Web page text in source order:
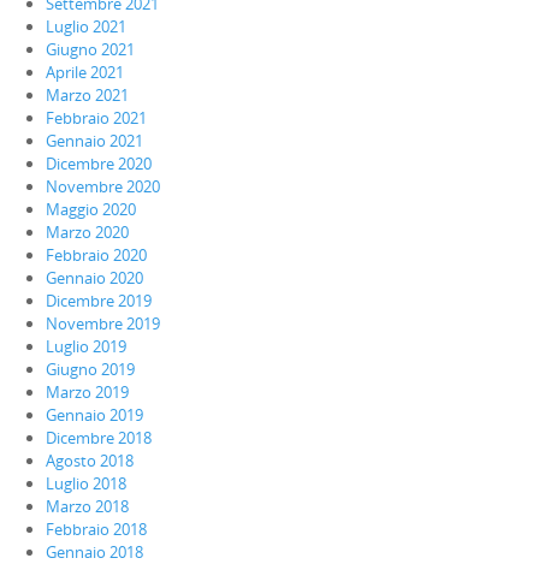
Luglio 2021
Giugno 2021
Aprile 2021
Marzo 2021
Febbraio 2021
Gennaio 2021
Dicembre 2020
Novembre 2020
Maggio 2020
Marzo 2020
Febbraio 2020
Gennaio 2020
Dicembre 2019
Novembre 2019
Luglio 2019
Giugno 2019
Marzo 2019
Gennaio 2019
Dicembre 2018
Agosto 2018
Luglio 2018
Marzo 2018
Febbraio 2018
Gennaio 2018